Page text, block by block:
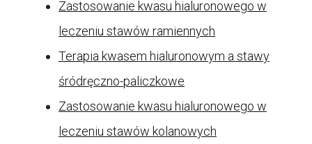
Zastosowanie kwasu hialuronowego w
leczeniu stawów ramiennych
Terapia kwasem hialuronowym a stawy
śródręczno-paliczkowe
Zastosowanie kwasu hialuronowego w
leczeniu stawów kolanowych